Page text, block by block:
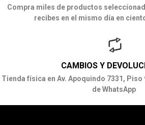
Compra miles de productos
recibes en el mismo día en
CAMBIOS Y
Tienda física en Av. Apoquindo 7331, Piso
de WhatsApp